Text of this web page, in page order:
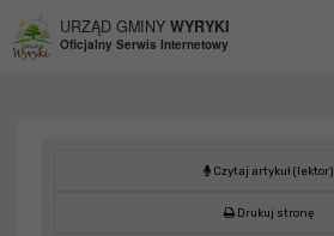
URZĄD GMINY WYRYKI
Oficjalny Serwis Internetowy
Czytaj artykuł (lektor)
Drukuj stronę